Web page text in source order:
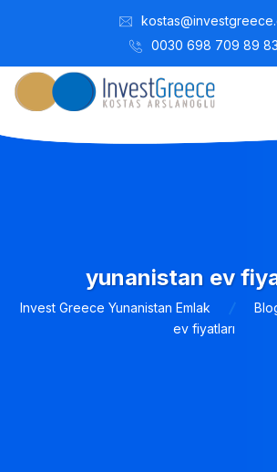
0030 698 709 89 83
yunanistan ev
Invest Greece Yunanistan Emlak
ev fiyatları